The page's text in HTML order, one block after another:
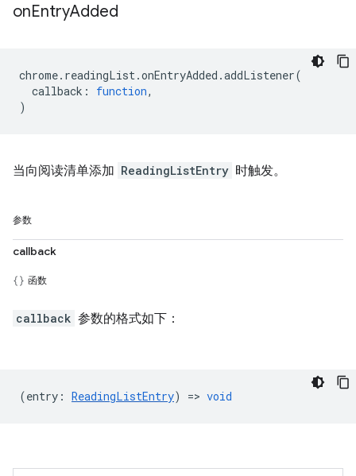
onEntryAdded
chrome. readingList .onEntryAdded .addListener(
callback : function,
)
当向阅读清单添加 ReadingListEntry 时触发。
参数
callback
函数
callback 参数的格式如下：
(entry : ReadingListEntry) => void